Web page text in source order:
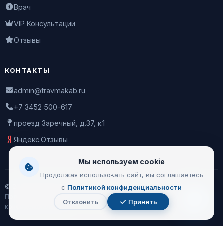
Врач
VIP Консультации
Отзывы
КОНТАКТЫ
admin@travmakab.ru
+7 3452 500-617
проезд Заречный, д.37, к.1
Яндекс.Отзывы
© 2026 Leontiev Clinic
Пользовательское соглашение
конфиденциальности
с
Мы используем cookie
Продолжая использовать сайт, вы соглашаетесь
с Политикой конфиденциальности
Отклонить Принять